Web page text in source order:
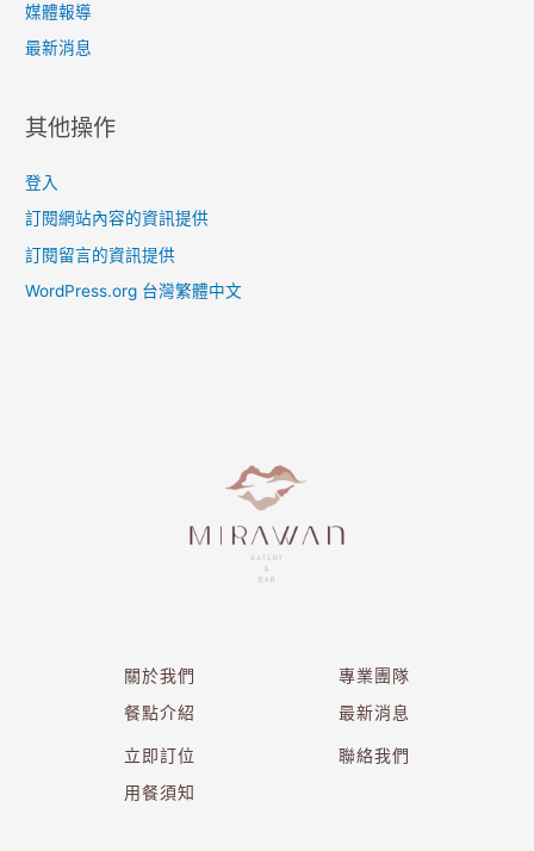
媒體報導
最新消息
其他操作
登入
訂閱網站內容的資訊提供
訂閱留言的資訊提供
WordPress.org 台灣繁體中文
關於我們
餐點介紹
專業團隊
最新消息
立即訂位
用餐須知
聯絡我們